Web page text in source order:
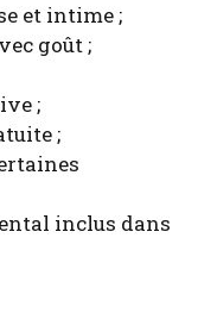
et intime ;
goût ;
;
;
inclus dans